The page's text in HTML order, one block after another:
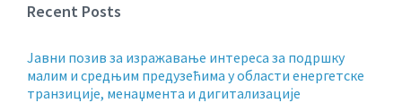
Recent Posts
Jавни позив за изражавање интереса за подршку
малим и средњим предузећима у области енергетске
транзиције, менаџмента и дигитализације